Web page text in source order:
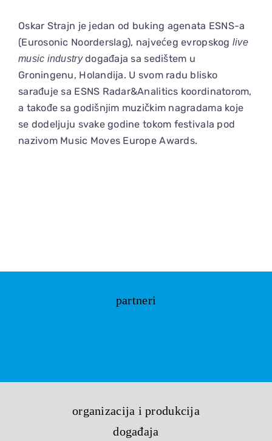
View
Larger
Image
Oskar Strajn je jedan od buking agenata ESNS-a
(Eurosonic Noorderslag), najvećeg evropskog live
music industrydogađaja sa sedištem u
Groningenu, Holandija. U svom radu blisko
sarađuje sa ESNS Radar&Analitics koordinatorom,
a takođe sa godišnjim muzičkim nagradama koje
se dodeljuju svake godine tokom festivala pod
nazivom Music Moves Europe Awards.
partneri
organizacija i produkcija
događaja